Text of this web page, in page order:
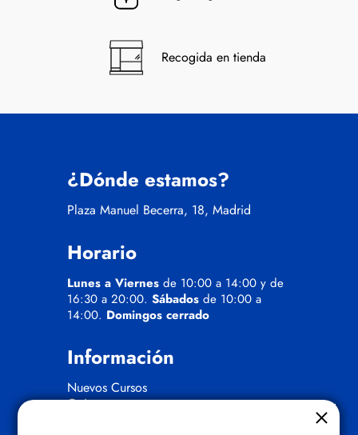
Recogida en tienda
¿Dónde estamos?
Plaza Manuel Becerra, 18, Madrid
Horario
Lunes a Viernes de 10:00 a 14:00 y de
16:30 a 20:00. Sábados de 10:00 a
14:00. Domingos cerrado
Información
Nuevos Cursos
Quienes somos